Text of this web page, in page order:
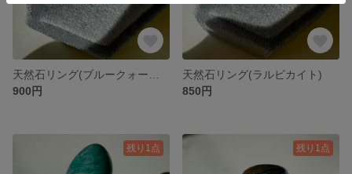
900円
天然石リング(ラルビカイト)
850円
残り1点 残り1点